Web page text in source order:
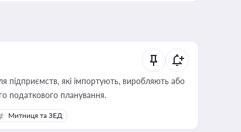
підприємств, які імпортують, виробляють або
податкового планування.
Митниця та ЗЕД